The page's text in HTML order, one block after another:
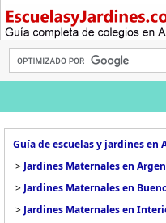
Guía de escuelas y jardines en
> Jardines Maternales en
> Jardines Maternales en
> Jardines Maternales en